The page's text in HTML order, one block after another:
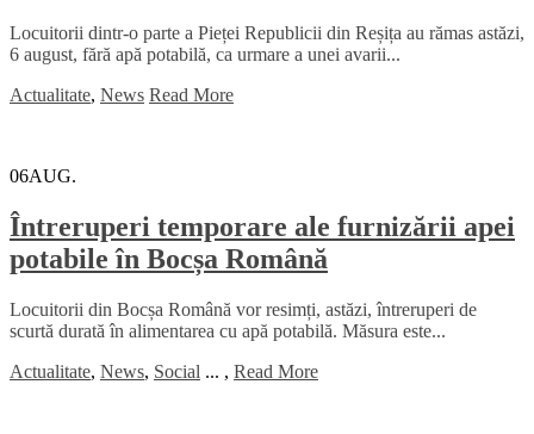
Locuitorii dintr-o parte a Pieței Republicii din Reșița au rămas astăzi,
6 august, fără apă potabilă, ca urmare a unei avarii...
Actualitate, News Read More
06AUG.
Întreruperi temporare ale furnizării apei
potabile în Bocșa Română
Locuitorii din Bocșa Română vor resimți, astăzi, întreruperi de
scurtă durată în alimentarea cu apă potabilă. Măsura este...
Actualitate, News, Social ... , Read More